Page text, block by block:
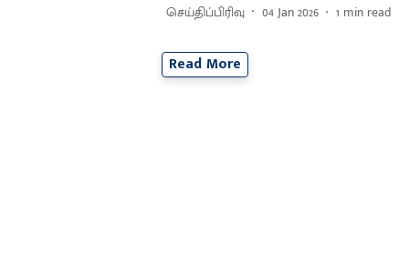
செய்திப்பிரிவு 04 Jan 2026 1 min read
Read More